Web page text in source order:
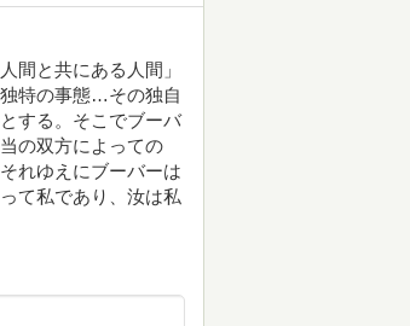
間と共にある人間」
特の事態…その独自
する。そこでブーバ
の双方によっての
れゆえにブーバーは
て私であり、汝は私